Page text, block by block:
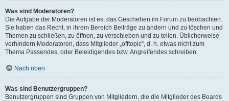
Was sind Moderatoren?
Die Aufgabe der Moderatoren ist es, das Geschehen im Forum zu beobachten.
Sie haben das Recht, in ihrem Bereich Beiträge zu ändern und zu löschen und
Themen zu schließen, zu öffnen, zu verschieben und zu teilen. Üblicherweise
verhindern Moderatoren, dass Mitglieder „offtopic“, d. h. etwas nicht zum
Thema Passendes, oder Beleidigendes bzw. Angreifendes schreiben.
Nach oben
Was sind Benutzergruppen?
Benutzergruppen sind Gruppen von Mitgliedern, die die Mitglieder des Boards